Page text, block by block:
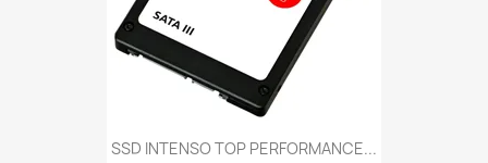
SSD INTENSO TOP PERFORMANCE...